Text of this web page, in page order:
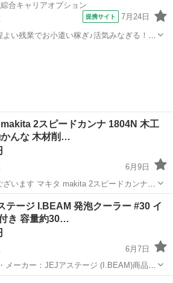
合キャリアオプション
提携サイト 7月24日
い残業でお小遣い稼ぎ♪活気みなぎる！！
2スピードカンナ 1804N 木工
かんな 木材削…
6月9日
2スピードカンナ
【商品情報】 ・メーカ
：2スピードカンナ ・モデル：180...
カンナ
テージ I.BEAM 発泡クーラー #30 イ
き 容量約30…
6月7日
メーカー：JEJアステージ (I.BEAM)商品
スチック製インナー容器付き)サイズ：幅